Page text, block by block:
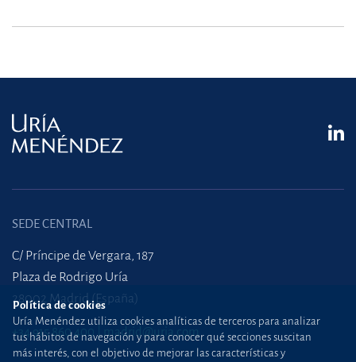
SEDE CENTRAL
C/ Príncipe de Vergara, 187
Plaza de Rodrigo Uría
28002 Madrid (España)
+34 915 860 400 madrid@uria.com
Política de cookies
Uría Menéndez utiliza cookies analíticas de terceros para analizar
tus hábitos de navegación y para conocer qué secciones suscitan
más interés, con el objetivo de mejorar las características y